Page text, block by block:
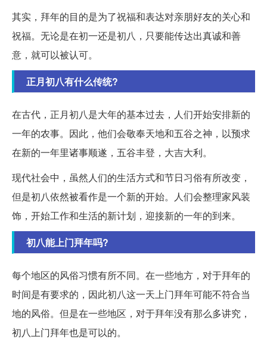
其实，拜年的目的是为了祝福和表达对亲朋好友的关心和
祝福。无论是在初一还是初八，只要能传达出真诚和善
意，就可以被认可。
正月初八有什么传统?
在古代，正月初八是大年的基本过去，人们开始安排新的
一年的农事。因此，他们会敬奉天地和五谷之神，以预求
在新的一年里诸事顺遂，五谷丰登，大吉大利。
现代社会中，虽然人们的生活方式和节日习俗有所改变，
但是初八依然被看作是一个新的开始。人们会整理家风装
饰，开始工作和生活的新计划，迎接新的一年的到来。
初八能上门拜年吗?
每个地区的风俗习惯有所不同。在一些地方，对于拜年的
时间是有要求的，因此初八这一天上门拜年可能不符合当
地的风俗。但是在一些地区，对于拜年没有那么多讲究，
初八上门拜年也是可以的。